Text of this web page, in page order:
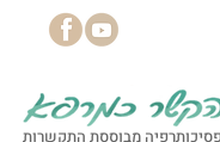
מבוססת התקשרות